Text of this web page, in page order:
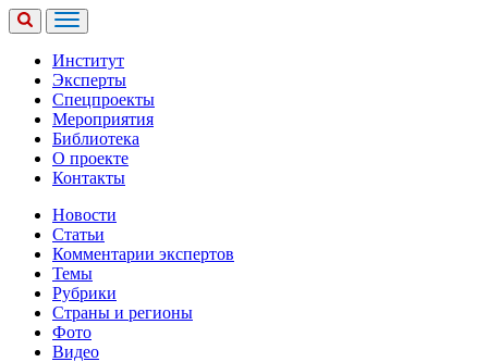
Институт
Эксперты
Спецпроекты
Мероприятия
Библиотека
О проекте
Контакты
Новости
Статьи
Комментарии экспертов
Темы
Рубрики
Страны и регионы
Фото
Видео